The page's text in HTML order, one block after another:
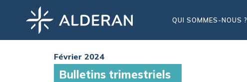
QUI SOMMES-NOUS ?
Février 2024
Bulletins trimestriels